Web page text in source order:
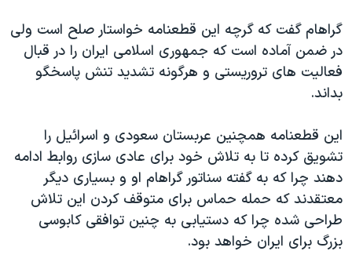
گراهام گفت که گرچه این قطعنامه خواستار صلح است ولی
در ضمن آماده است که جمهوری اسلامی ایران را در قبال
فعالیت های تروریستی و هرگونه تشدید تنش پاسخگو
بداند.
این قطعنامه همچنین عربستان سعودی و اسرائیل را
تشویق کرده تا به تلاش خود برای عادی سازی روابط ادامه
دهند چرا که به گفته سناتور گراهام او و بسیاری دیگر
معتقدند که حمله حماس برای متوقف کردن این تلاش
طراحی شده چرا که دستیابی به چنین توافقی کابوسی
بزرگ برای ایران خواهد بود.